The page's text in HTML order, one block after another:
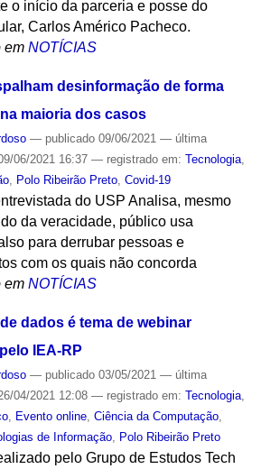
o início da parceria e posse do
Carlos Américo Pacheco.
em NOTÍCIAS
desinformação de forma
maioria dos casos
— publicado09/06/2021 — última
06/2021 16:37 — registrado em: Tecnologia,
, Polo Ribeirão Preto, Covid-19
do USP Analisa, mesmo
da veracidade, público usa
para derrubar pessoas e
com os quais não concorda
em NOTÍCIAS
dados é tema de webinar
IEA-RP
— publicado03/05/2021 — última
04/2021 12:08 — registrado em: Tecnologia,
, Evento online, Ciência da Computação,
de Informação, Polo Ribeirão Preto
pelo Grupo de Estudos Tech